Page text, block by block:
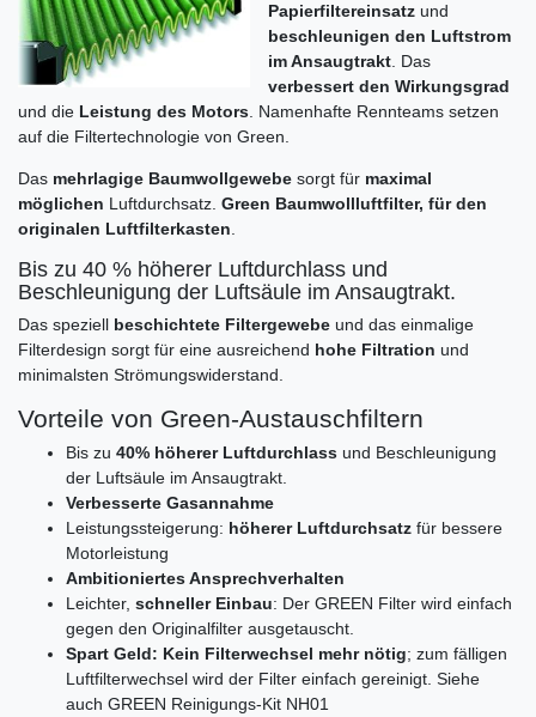
Papierfiltereinsatz und
beschleunigen den Luftstrom
im Ansaugtrakt. Das
verbessert den Wirkungsgrad
und die Leistung des Motors. Namenhafte Rennteams setzen
auf die Filtertechnologie von Green.
Das mehrlagige Baumwollgewebe sorgt für maximal
möglichen Luftdurchsatz. Green Baumwollluftfilter, für den
originalen Luftfilterkasten.
Bis zu 40 % höherer Luftdurchlass und
Beschleunigung der Luftsäule im Ansaugtrakt.
Das speziell beschichtete Filtergewebe und das einmalige
Filterdesign sorgt für eine ausreichend hohe Filtration und
minimalsten Strömungswiderstand.
Vorteile von Green-Austauschfiltern
Bis zu 40% höherer Luftdurchlass und Beschleunigung
der Luftsäule im Ansaugtrakt.
Verbesserte Gasannahme
Leistungssteigerung: höherer Luftdurchsatz für bessere
Motorleistung
Ambitioniertes Ansprechverhalten
Leichter, schneller Einbau: Der GREEN Filter wird einfach
gegen den Originalfilter ausgetauscht.
Spart Geld: Kein Filterwechsel mehr nötig; zum fälligen
Luftfilterwechsel wird der Filter einfach gereinigt. Siehe
auch GREEN Reinigungs-Kit NH01